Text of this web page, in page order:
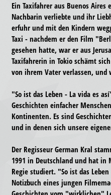
Ein Taxifahrer aus Buenos
Nachbarin verliebte und ihr
erfuhr und mit den Kindern
Taxi - nachdem er den Film
gesehen hatte, war er aus
Taxifahrerin in Tokio schämt
von ihrem Vater verlassen,
"So ist das Leben - La vida es
Geschichten einfacher
Kontinenten. Es sind
und in denen sich unsere
Der Regisseur German Kral
1991 in Deutschland und hat in
Regie studiert. "So ist das
Notizbuch eines jungen